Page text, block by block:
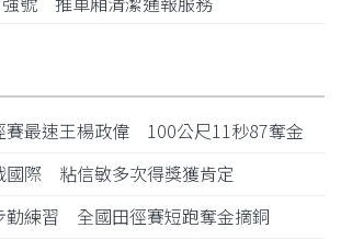
賽最速王楊政偉 100公尺11秒87奪金
國際 粘信敏多次得獎獲肯定
勤練習 全國田徑賽短跑奪金摘銅